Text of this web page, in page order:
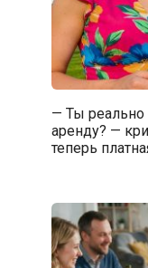
— Ты
аренду? —
теперь